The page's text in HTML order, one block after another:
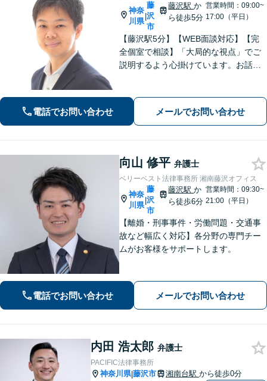
神奈
川県
|
藤
沢
市
藤沢駅か
ら徒歩5分
営業時間：09:00~
17:00（平日）
【藤沢駅5分】【WEB面談対応】【完
全個室で相談】「大局的な視点」でご
説明するよう心掛けています。お話を
般社団法人の代表者を経験した弁護
士」「AIを活用した効率的な契約書レ
電話でお問い合わせ メールでお問い合わせ
向山 修平 弁護士
ベリーベスト法律事務所 湘南藤沢オフィス
神奈
川県
|
藤
沢
市
藤沢駅か
ら徒歩6分
営業時間：09:30~
21:00（平日）
【離婚・刑事事件・労働問題・交通事
故など幅広く対応】各分野の専門チー
ムがお客様をサポートします。
電話でお問い合わせ メールでお問い合わせ
内田 浩太郎 弁護士
PACIFIC法律事務所
神奈川県|藤沢市 湘南台駅 から徒歩0分